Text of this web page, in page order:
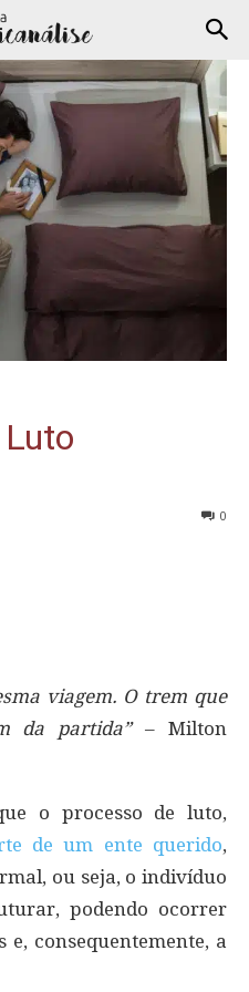
0
viagem. O trem que
da partida”– Milton
o processo de luto,
de um ente querido,
ou seja, o indivíduo
podendo ocorrer
consequentemente, a